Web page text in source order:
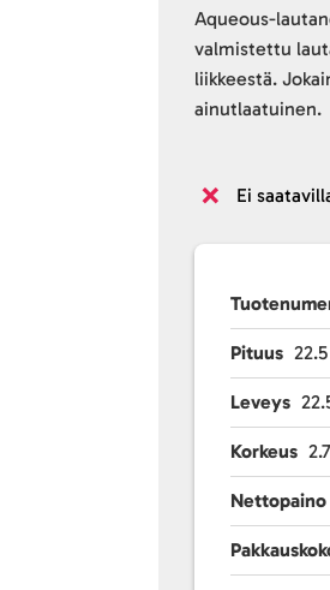
Aqueous-
valmistettu
liikkeestä.
ainutlaatuinen.
Ei
Pituus
Leveys
Korkeus
Nettopaino